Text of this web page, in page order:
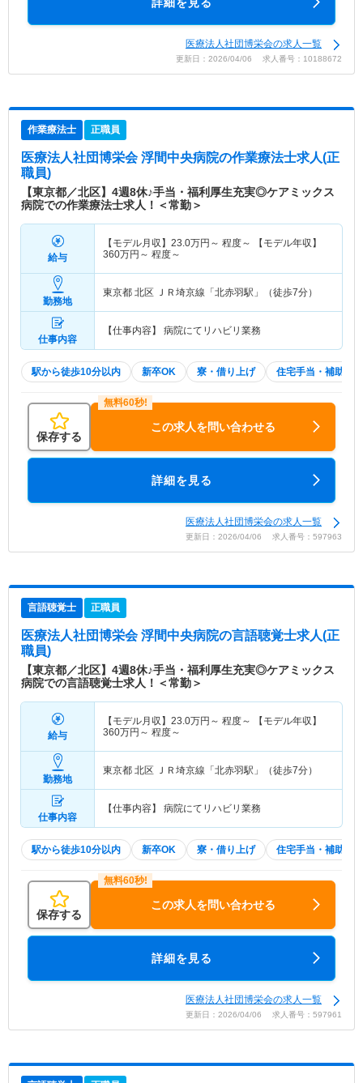
詳細を見る
医療法人社団博栄会の求人一覧
更新日：2026/04/06 求人番号：10188672
作業療法士 正職員
医療法人社団博栄会 浮間中央病院の作業療法士求人(正
職員)
【東京都／北区】4週8休♪手当・福利厚生充実◎ケアミックス
病院での作業療法士求人！＜常勤＞
給与
【モデル月収】 23.0万円～ 程度～ 【モデル年収】
360万円～ 程度～
勤務地
東京都 北区 ＪＲ埼京線「北赤羽駅」（徒歩7分）
仕事内容
【仕事内容】 病院にてリハビリ業務
駅から徒歩10分以内 新卒OK 寮・借り上げ 住宅手当・補助
保存する
この求人を問い合わせる
詳細を見る
医療法人社団博栄会の求人一覧
更新日：2026/04/06 求人番号：597963
言語聴覚士 正職員
医療法人社団博栄会 浮間中央病院の言語聴覚士求人(正
職員)
【東京都／北区】4週8休♪手当・福利厚生充実◎ケアミックス
病院での言語聴覚士求人！＜常勤＞
給与
【モデル月収】 23.0万円～ 程度～ 【モデル年収】
360万円～ 程度～
勤務地
東京都 北区 ＪＲ埼京線「北赤羽駅」（徒歩7分）
仕事内容
【仕事内容】 病院にてリハビリ業務
駅から徒歩10分以内 新卒OK 寮・借り上げ 住宅手当・補助
保存する
この求人を問い合わせる
詳細を見る
医療法人社団博栄会の求人一覧
更新日：2026/04/06 求人番号：597961